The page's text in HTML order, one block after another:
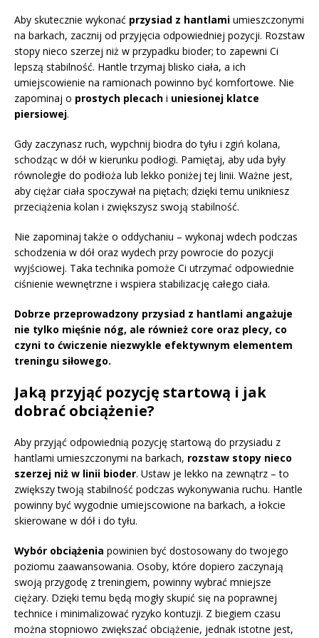
Aby skutecznie wykonać przysiad z hantlami umieszczonymi
na barkach, zacznij od przyjęcia odpowiedniej pozycji. Rozstaw
stopy nieco szerzej niż w przypadku bioder; to zapewni Ci
lepszą stabilność. Hantle trzymaj blisko ciała, a ich
umiejscowienie na ramionach powinno być komfortowe. Nie
zapominaj o prostych plecach i uniesionej klatce
piersiowej.
Gdy zaczynasz ruch, wypchnij biodra do tyłu i zgiń kolana,
schodząc w dół w kierunku podłogi. Pamiętaj, aby uda były
równoległe do podłoża lub lekko poniżej tej linii. Ważne jest,
aby ciężar ciała spoczywał na piętach; dzięki temu unikniesz
przeciążenia kolan i zwiększysz swoją stabilność.
Nie zapominaj także o oddychaniu – wykonaj wdech podczas
schodzenia w dół oraz wydech przy powrocie do pozycji
wyjściowej. Taka technika pomoże Ci utrzymać odpowiednie
ciśnienie wewnętrzne i wspiera stabilizację całego ciała.
Dobrze przeprowadzony przysiad z hantlami angażuje
nie tylko mięśnie nóg, ale również core oraz plecy, co
czyni to ćwiczenie niezwykle efektywnym elementem
treningu siłowego.
Jaką przyjąć pozycję startową i jak
dobrać obciążenie?
Aby przyjąć odpowiednią pozycję startową do przysiadu z
hantlami umieszczonymi na barkach, rozstaw stopy nieco
szerzej niż w linii bioder. Ustaw je lekko na zewnątrz – to
zwiększy twoją stabilność podczas wykonywania ruchu. Hantle
powinny być wygodnie umiejscowione na barkach, a łokcie
skierowane w dół i do tyłu.
Wybór obciążenia powinien być dostosowany do twojego
poziomu zaawansowania. Osoby, które dopiero zaczynają
swoją przygodę z treningiem, powinny wybrać mniejsze
ciężary. Dzięki temu będą mogły skupić się na poprawnej
technice i minimalizować ryzyko kontuzji. Z biegiem czasu
można stopniowo zwiększać obciążenie, jednak istotne jest,